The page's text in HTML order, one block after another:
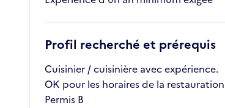
Profil recherché et prérequis
Cuisinier / cuisinière avec expérience.
OK pour les horaires de la restauration
Permis B